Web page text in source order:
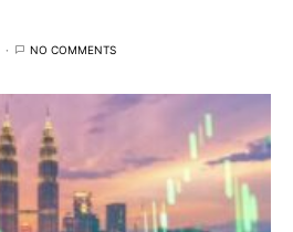
NO COMMENTS